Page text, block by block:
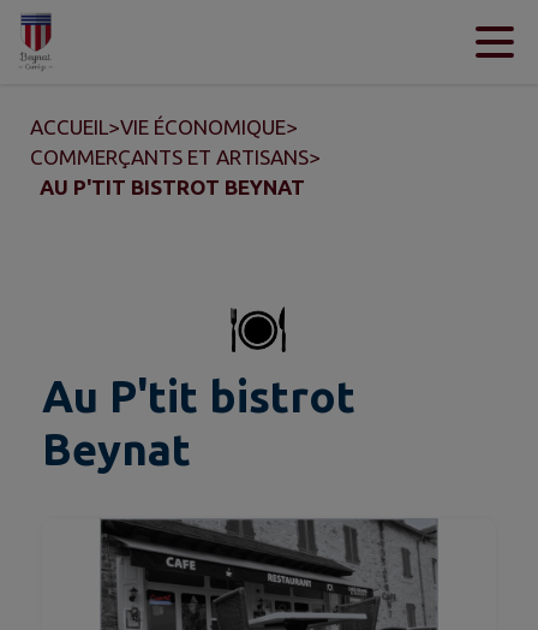
Contenu
ACCUEIL>VIE ÉCONOMIQUE>
COMMERÇANTS ET ARTISANS>
AU P'TIT BISTROT BEYNAT
Au P'tit bistrot
Beynat